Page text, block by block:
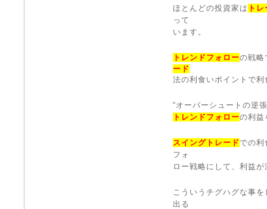
ほとんどの投資家は ト
って
います。
トレンドフォローの戦略
ード
法の利食いポイントで
“オーバーシュートの逆
トレンドフォローの利益
スイングトレード での利
フォ
ロー戦略にして、利益
こういうチグハグな事
出る